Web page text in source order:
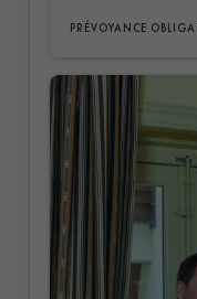
PRÉVOYANCE